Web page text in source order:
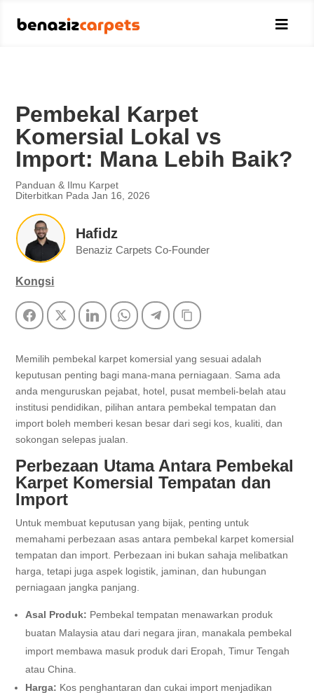

Pembekal Karpet
Komersial Lokal vs
Import: Mana Lebih Baik?
Panduan & Ilmu Karpet
Diterbitkan Pada Jan 16, 2026
Hafidz
Benaziz Carpets Co-Founder
Kongsi
FacebookTwitter LinkedInWhatsAppTelegramCopy Link
Memilih pembekal karpet komersial yang sesuai adalah
keputusan penting bagi mana-mana perniagaan. Sama ada
anda menguruskan pejabat, hotel, pusat membeli-belah atau
institusi pendidikan, pilihan antara pembekal tempatan dan
import boleh memberi kesan besar dari segi kos, kualiti, dan
sokongan selepas jualan.
Perbezaan Utama Antara Pembekal
Karpet Komersial Tempatan dan
Import
Untuk membuat keputusan yang bijak, penting untuk
memahami perbezaan asas antara pembekal karpet komersial
tempatan dan import. Perbezaan ini bukan sahaja melibatkan
harga, tetapi juga aspek logistik, jaminan, dan hubungan
perniagaan jangka panjang.
Asal Produk: Pembekal tempatan menawarkan produk
buatan Malaysia atau dari negara jiran, manakala pembekal
import membawa masuk produk dari Eropah, Timur Tengah
atau China.
Harga: Kos penghantaran dan cukai import menjadikan